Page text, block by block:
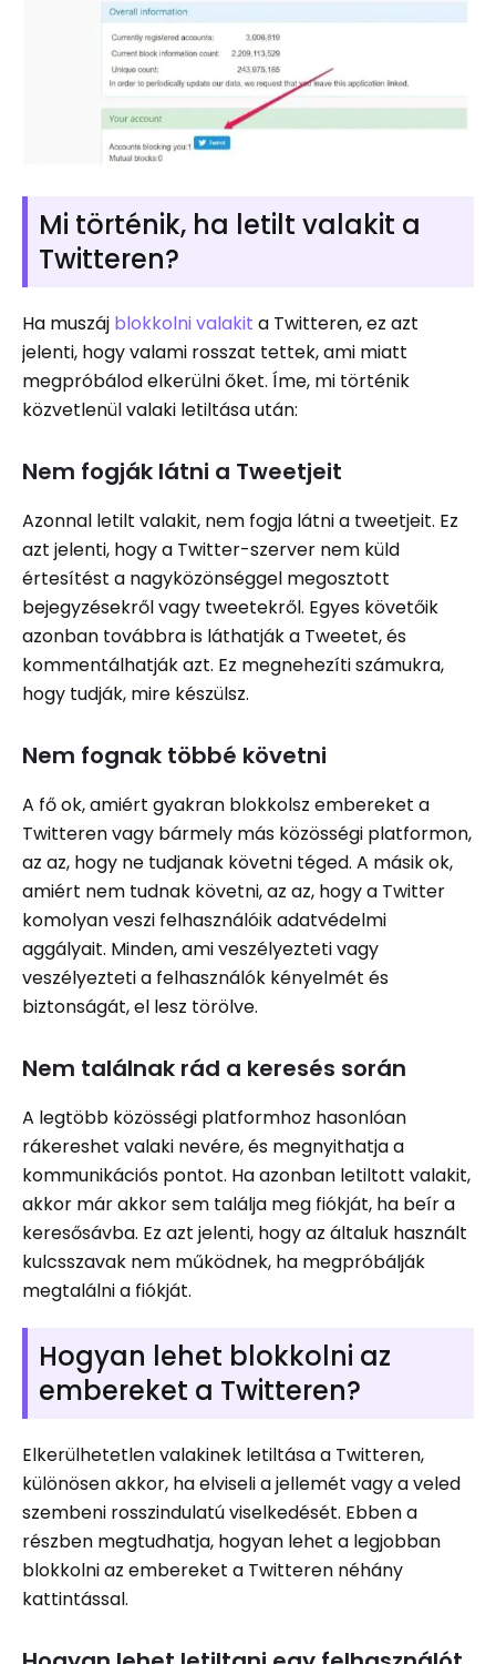
Mi történik, ha letilt valakit a
Twitteren?
Ha muszáj blokkolni valakit a Twitteren, ez azt
jelenti, hogy valami rosszat tettek, ami miatt
megpróbálod elkerülni őket. Íme, mi történik
közvetlenül valaki letiltása után:
Nem fogják látni a Tweetjeit
Azonnal letilt valakit, nem fogja látni a tweetjeit. Ez
azt jelenti, hogy a Twitter-szerver nem küld
értesítést a nagyközönséggel megosztott
bejegyzésekről vagy tweetekről. Egyes követőik
azonban továbbra is láthatják a Tweetet, és
kommentálhatják azt. Ez megnehezíti számukra,
hogy tudják, mire készülsz.
Nem fognak többé követni
A fő ok, amiért gyakran blokkolsz embereket a
Twitteren vagy bármely más közösségi platformon,
az az, hogy ne tudjanak követni téged. A másik ok,
amiért nem tudnak követni, az az, hogy a Twitter
komolyan veszi felhasználóik adatvédelmi
aggályait. Minden, ami veszélyezteti vagy
veszélyezteti a felhasználók kényelmét és
biztonságát, el lesz törölve.
Nem találnak rád a keresés során
A legtöbb közösségi platformhoz hasonlóan
rákereshet valaki nevére, és megnyithatja a
kommunikációs pontot. Ha azonban letiltott valakit,
akkor már akkor sem találja meg fiókját, ha beír a
keresősávba. Ez azt jelenti, hogy az általuk használt
kulcsszavak nem működnek, ha megpróbálják
megtalálni a fiókját.
Hogyan lehet blokkolni az
embereket a Twitteren?
Elkerülhetetlen valakinek letiltása a Twitteren,
különösen akkor, ha elviseli a jellemét vagy a veled
szembeni rosszindulatú viselkedését. Ebben a
részben megtudhatja, hogyan lehet a legjobban
blokkolni az embereket a Twitteren néhány
kattintással.